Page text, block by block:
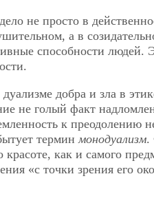
не просто в
а в
способности людей.
добра и зла в
не голый факт
к преодолению
термин монодуализм.
красоте, как и самого
«с точки зрения его